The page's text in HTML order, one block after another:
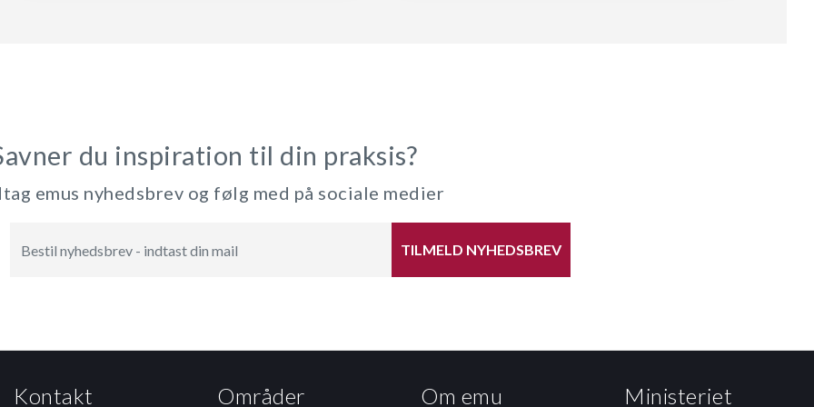
du inspiration til din praksis?
emus nyhedsbrev og følg med på sociale medier
TILMELD NYHEDSBREV
Kontakt Områder Om emu Ministeriet